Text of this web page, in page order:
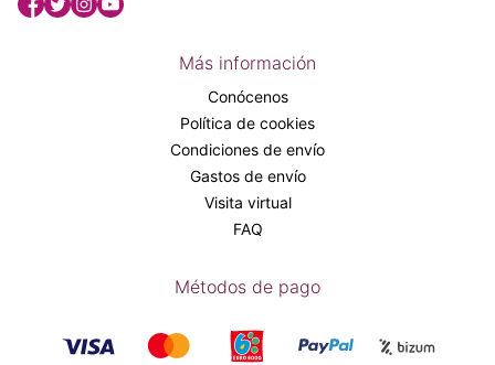
Más información
Conócenos
Política de cookies
Condiciones de envío
Gastos de envío
Visita virtual
FAQ
Métodos de pago